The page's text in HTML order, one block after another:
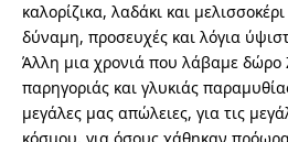
καλορίζικα, λαδάκι και
δύναμη, προσευχές και λόγια
Άλλη μια χρονιά που λάβαμε δώρο
παρηγοριάς και γλυκιάς
μεγάλες μας απώλειες, για τις